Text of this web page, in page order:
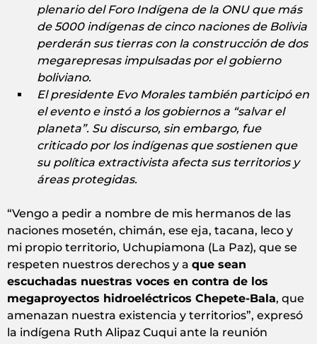
plenario del Foro Indígena de la ONU que más
de 5000 indígenas de cinco naciones de Bolivia
perderán sus tierras con la construcción de dos
megarepresas impulsadas por el gobierno
boliviano.
El presidente Evo Morales también participó en
el evento e instó a los gobiernos a “salvar el
planeta”. Su discurso, sin embargo, fue
criticado por los indígenas que sostienen que
su política extractivista afecta sus territorios y
áreas protegidas.
“Vengo a pedir a nombre de mis hermanos de las
naciones mosetén, chimán, ese eja, tacana, leco y
mi propio territorio, Uchupiamona (La Paz), que se
respeten nuestros derechos y a que sean
escuchadas nuestras voces en contra de los
megaproyectos hidroeléctricos Chepete-Bala, que
amenazan nuestra existencia y territorios”, expresó
la indígena Ruth Alipaz Cuqui ante la reunión